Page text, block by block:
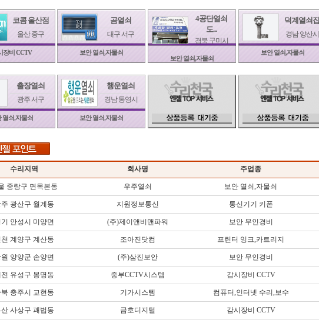
코콤 울산점
울산 중구
장비 CCTV
곰열쇠
대구 서구
보안 열쇠,자물쇠
4공단열쇠
도...
경북 구미시
보안 열쇠,자물쇠
덕계열쇠집
경남 양산시
보안 열쇠,자물쇠
출장열쇠
광주 서구
열쇠,자물쇠
행운열쇠
경남 통영시
보안 열쇠,자물쇠
수리지역 회사명 주업종
중랑구 면목본동 우주열쇠 보안 열쇠,자물쇠
광산구 월계동 지원정보통신 통신기기 키폰
안성시 미양면 (주)제이앤비맨파워 보안 무인경비
계양구 계산동 조아진닷컴 프린터 잉크,카트리지
양양군 손양면 (주)삼진보안 보안 무인경비
유성구 봉명동 중부CCTV시스템 감시장비 CCTV
충주시 교현동 기가시스템 컴퓨터,인터넷 수리,보수
사상구 괘법동 금호디지털 감시장비 CCTV